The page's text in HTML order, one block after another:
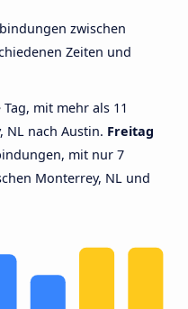
zwischen
Zeiten und
mit mehr als 11
NL nach Austin. Freitag
mit nur 7
Monterrey, NL und